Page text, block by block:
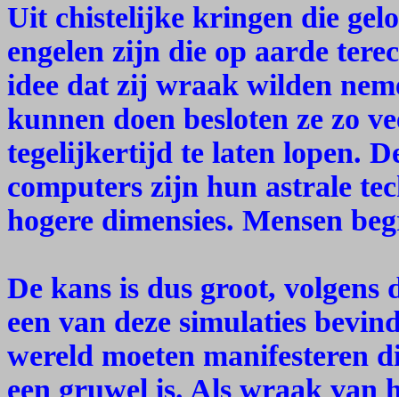
Uit chistelijke kringen die
engelen zijn die op aarde
idee dat zij wraak wilden
kunnen doen besloten ze zo
tegelijkertijd te laten lopen.
computers zijn hun astrale
hogere dimensies. Mensen
De kans is dus groot, volgens
een van deze simulaties
wereld moeten manifesteren
een gruwel is. Als wraak van